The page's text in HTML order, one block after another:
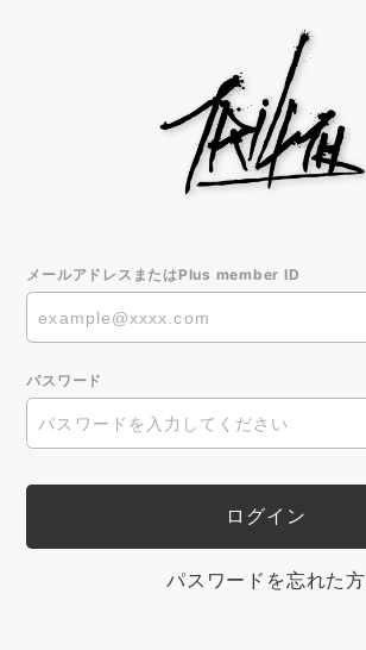
メールアドレスまたはPlus member ID
パスワード
パスワードを忘れた方